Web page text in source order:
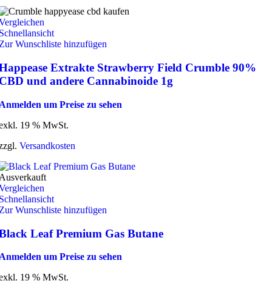
Wunschliste hinzufügen
Extrakte Strawberry Field Crumble 90%
und andere Cannabinoide 1g
um Preise zu sehen
19 % MwSt.
Versandkosten
Wunschliste hinzufügen
Leaf Premium Gas Butane
um Preise zu sehen
19 % MwSt.